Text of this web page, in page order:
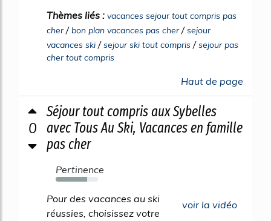
Thèmes liés : vacances sejour tout compris pas
cher/bon plan vacances pas cher/sejour
vacances ski /sejour ski tout compris /sejour pas
cher tout compris
Haut de page
0
Séjour tout compris aux Sybelles
avec Tous Au Ski, Vacances en famille
pas cher
Pertinence
74%
voir la vidéo
Pour des vacances au ski
réussies, choisissez votre